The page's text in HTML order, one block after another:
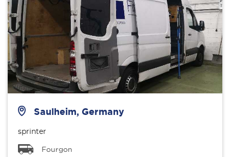
Saulheim, Germany
sprinter
Fourgon